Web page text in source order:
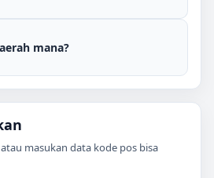
mana?
masukan data kode pos bisa